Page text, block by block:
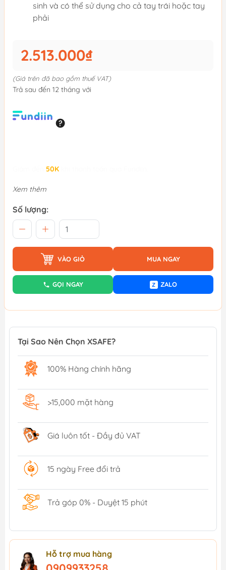
sinh và có thể sử dụng cho cả tay trái hoặc tay
phải
2.513.000₫
(Giá trên đã bao gồm thuế VAT)
Trả sau đến 12 tháng với
50K
Xem thêm
Số lượng:
VÀO GIỎ MUA NGAY
GỌI NGAY Z ZALO
Tại Sao Nên Chọn XSAFE?
100% Hàng chính hãng
>15,000 mặt hàng
Giá luôn tốt - Đầy đủ VAT
15 ngày Free đổi trả
Trả góp 0% - Duyệt 15 phút
Hỗ trợ mua hàng